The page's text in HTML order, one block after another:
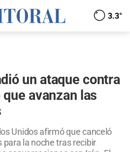
3.3°
un ataque contra
avanzan las
Unidos afirmó que canceló
la noche tras recibir